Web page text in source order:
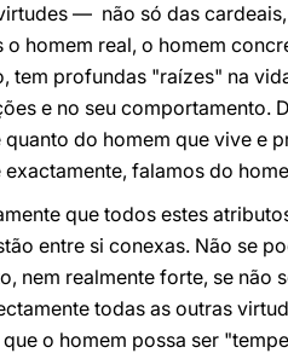
— não só das
homem real, o homem
tem profundas "raízes" na
e no seu comportamento.
do homem que vive e
falamos do
que todos estes
entre si conexas. Não se
nem realmente forte, se
todas as outras
o homem possa ser